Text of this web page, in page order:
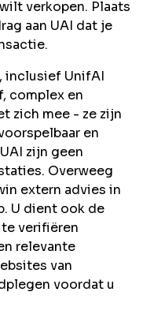
verkopen. Plaats
aan UAI dat je
inclusief UnifAI
complex en
zich mee - ze zijn
en
zijn geen
Overweeg
extern advies in
U dient ook de
verifiëren
relevante
van
voordat u